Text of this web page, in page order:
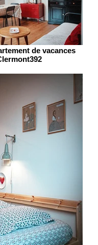
de vacances